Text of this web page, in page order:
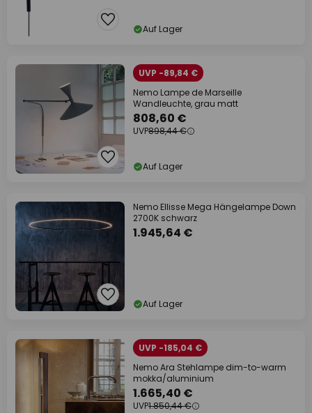
Auf Lager
UVP -89,84 €
Nemo Lampe de Marseille
Wandleuchte, grau matt
808,60 €
UVP898,44 €
Auf Lager
Nemo Ellisse Mega Hängelampe Down
2700K schwarz
1.945,64 €
Auf Lager
UVP -185,04 €
Nemo Ara Stehlampe dim-to-warm
mokka/aluminium
1.665,40 €
UVP1.850,44 €